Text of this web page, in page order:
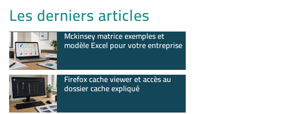
Les derniers articles
Mckinsey matrice exemples et
modèle Excel pour votre entreprise
Firefox cache viewer et accès au
dossier cache expliqué